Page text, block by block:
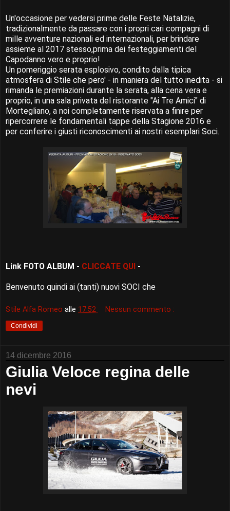
Un'occasione per vedersi prime delle Feste Natalizie,
tradizionalmente da passare con i propri cari compagni di
mille avventure nazionali ed internazionali, per brindare
assieme al 2017 stesso,prima dei festeggiamenti del
Capodanno vero e proprio!
Un pomeriggio serata esplosivo, condito dalla tipica
atmosfera di Stile che pero' - in maniera del tutto inedita - si
rimanda le premiazioni durante la serata, alla cena vera e
proprio, in una sala privata del ristorante "Ai Tre Amici" di
Mortegliano, a noi completamente riservata a finire per
ripercorrere le fondamentali tappe della Stagione 2016 e
per conferire i giusti riconoscimenti ai nostri esemplari Soci.
Link FOTO ALBUM - CLICCATE QUI -
Benvenuto quindi ai (tanti) nuovi SOCI che
Stile Alfa Romeo alle 17:52 Nessun commento :
Condividi
14 dicembre 2016
Giulia Veloce regina delle
nevi